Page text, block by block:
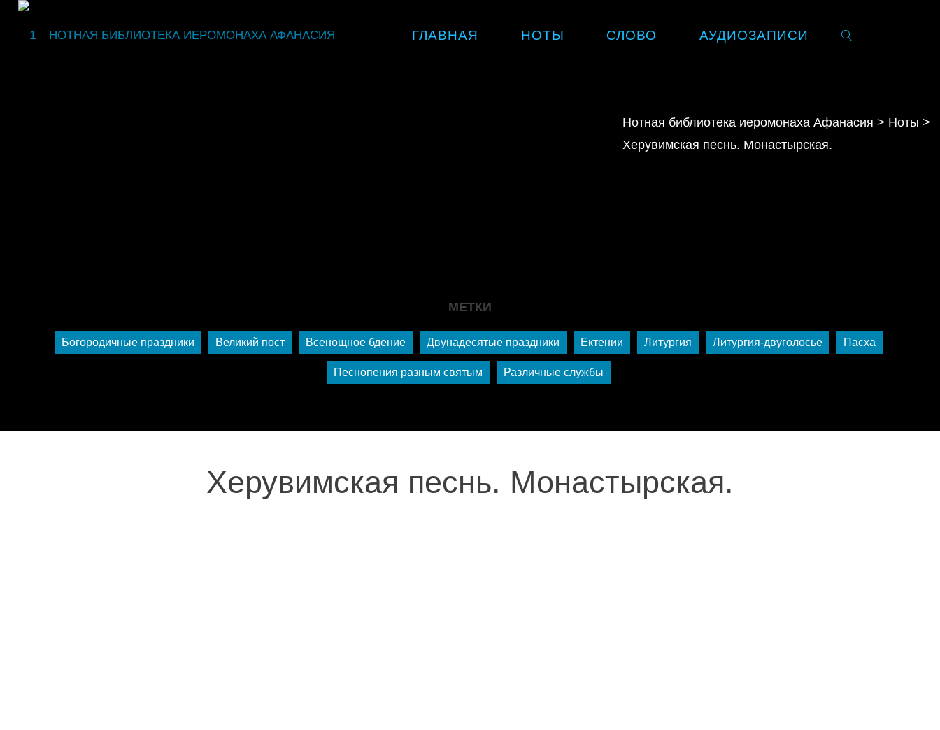
fdsgsdg
НОТНАЯ БИБЛИОТЕКА ИЕРОМОНАХА АФАНАСИЯ
ГЛАВНАЯ НОТЫ СЛОВО АУДИОЗАПИСИ
Нотная библиотека иеромонаха Афанасия > Ноты >
Херувимская песнь. Монастырская.
МЕТКИ
Богородичные праздники Великий пост Всенощное бдение Двунадесятые праздники Ектении Литургия Литургия-двуголосье Пасха
Песнопения разным святым Различные службы
Херувимская песнь. Монастырская.